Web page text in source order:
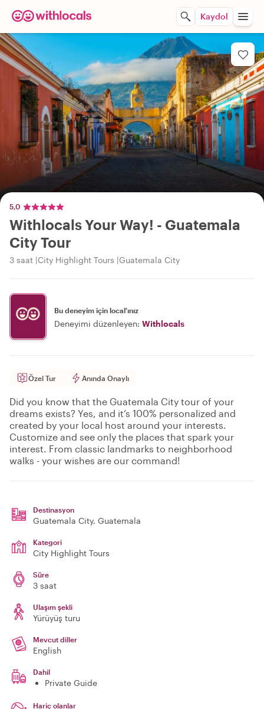
Kaydol
5,0
Withlocals Your Way! - Guatemala
City Tour
3 saat City Highlight Tours Guatemala City
Bu deneyim için local'ınız
Deneyimi düzenleyen: Withlocals
Özel Tur Anında Onaylı
Did you know that the Guatemala City tour of your
dreams exists? Yes, and it’s 100% personalized and
created by your local host around your interests.
Customize and see only the places that spark your
interest. From classic landmarks to neighborhood
walks - your wishes are our command!
Destinasyon
Guatemala City, Guatemala
Kategori
City Highlight Tours
Süre
3 saat
Ulaşım şekli
Yürüyüş turu
Mevcut diller
English
Dahil
Private Guide
Hariç olanlar